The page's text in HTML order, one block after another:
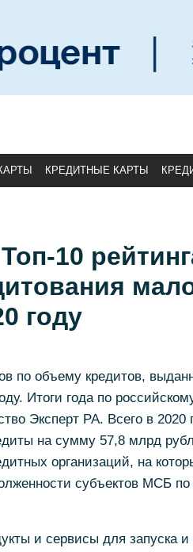
КРЕДИТНЫЕ КАРТЫ
10
году
по объему кредитов,
Итоги года по
Эксперт РА. Всего в 2020
на сумму 57,8 млрд
организаций, на
субъектов МСБ по
и сервисы для запуска и